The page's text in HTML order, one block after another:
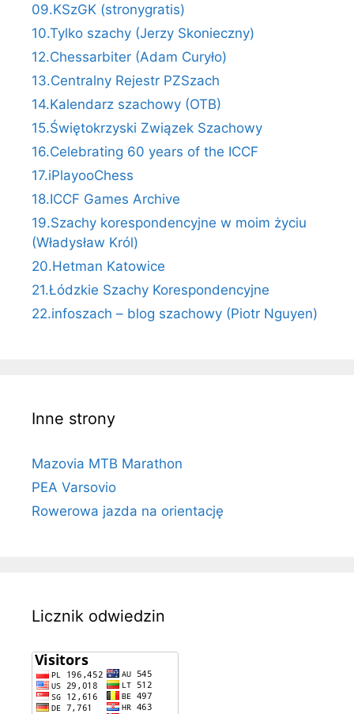
09.KSzGK (stronygratis)
10.Tylko szachy (Jerzy Skonieczny)
12.Chessarbiter (Adam Curyło)
13.Centralny Rejestr PZSzach
14.Kalendarz szachowy (OTB)
15.Świętokrzyski Związek Szachowy
16.Celebrating 60 years of the ICCF
17.iPlayooChess
18.ICCF Games Archive
19.Szachy korespondencyjne w moim życiu
(Władysław Król)
20.Hetman Katowice
21.Łódzkie Szachy Korespondencyjne
22.infoszach – blog szachowy (Piotr Nguyen)
Inne strony
Mazovia MTB Marathon
PEA Varsovio
Rowerowa jazda na orientację
Licznik odwiedzin